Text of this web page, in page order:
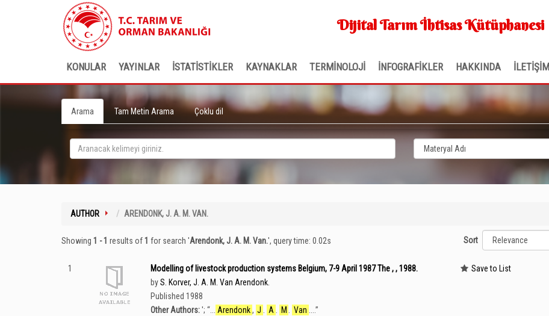
Dijital Tarım İhtisas Kütüphanesi
KONULAR YAYINLAR İSTATİSTİKLER KAYNAKLAR TERMİNOLOJİ İNFOGRAFİKLER HAKKINDA İLETİŞİM
Arama Tam Metin Arama Çoklu dil
AUTHOR ARENDONK, J. A. M. VAN.
Showing 1 - 1 results of1 for search 'Arendonk, J. A. M. Van.', query time: 0.02s Sort
1
Modelling of livestock production systems Belgium, 7-9 April 1987 The , , 1988.
byS. Korver, J. A. M. Van Arendonk.
Published 1988
Other Authors:'; “ Arendonk , J A M Van
”
Save to List